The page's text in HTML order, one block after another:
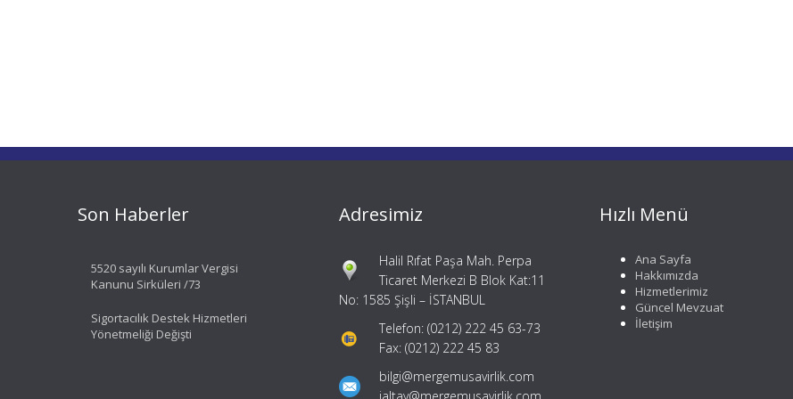
Son Haberler
5520 sayılı Kurumlar Vergisi
Kanunu Sirküleri /73
Sigortacılık Destek Hizmetleri
Yönetmeliği Değişti
Adresimiz
Halil Rıfat Paşa Mah. Perpa
Ticaret Merkezi B Blok Kat:11
No: 1585 Şişli – İSTANBUL
Telefon: (0212) 222 45 63-73
Fax: (0212) 222 45 83
bilgi@mergemusavirlik.com
Hızlı Menü
Ana Sayfa
Hakkımızda
Hizmetlerimiz
Güncel Mevzuat
İletişim